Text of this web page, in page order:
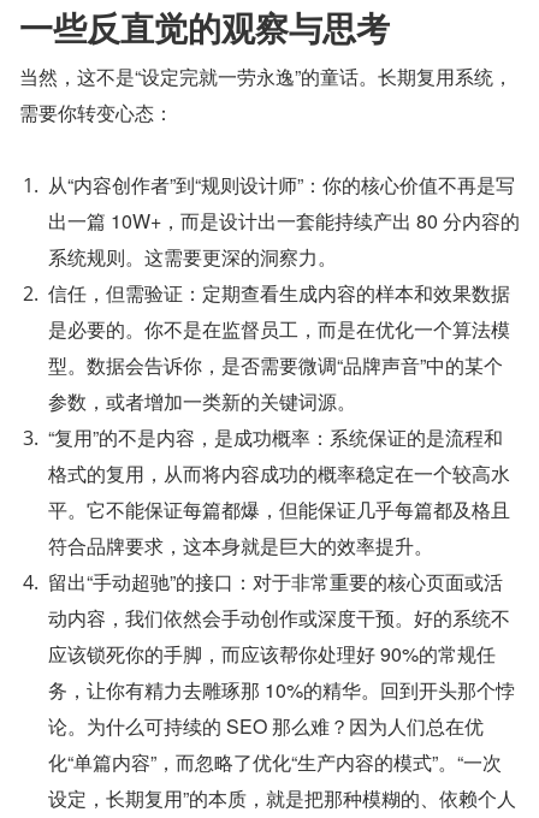
一些反直觉的观察与思考
当然，这不是“设定完就一劳永逸”的童话。长期复用系统，
需要你转变心态：
从“内容创作者”到“规则设计师”：你的核心价值不再是写
出一篇 10W+，而是设计出一套能持续产出 80 分内容的
系统规则。这需要更深的洞察力。
信任，但需验证：定期查看生成内容的样本和效果数据
是必要的。你不是在监督员工，而是在优化一个算法模
型。数据会告诉你，是否需要微调“品牌声音”中的某个
参数，或者增加一类新的关键词源。
“复用”的不是内容，是成功概率：系统保证的是流程和
格式的复用，从而将内容成功的概率稳定在一个较高水
平。它不能保证每篇都爆，但能保证几乎每篇都及格且
符合品牌要求，这本身就是巨大的效率提升。
留出“手动超驰”的接口：对于非常重要的核心页面或活
动内容，我们依然会手动创作或深度干预。好的系统不
应该锁死你的手脚，而应该帮你处理好 90%的常规任
务，让你有精力去雕琢那 10%的精华。回到开头那个悖
论。为什么可持续的 SEO 那么难？因为人们总在优
化“单篇内容”，而忽略了优化“生产内容的模式”。“一次
设定，长期复用”的本质，就是把那种模糊的、依赖个人